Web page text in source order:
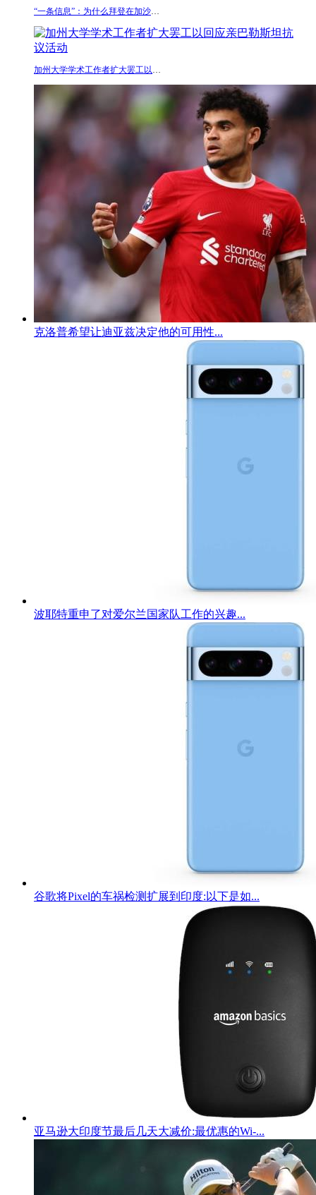
“一条信息”：为什么拜登在加沙战争期间派遣了一个美
加州大学学术工作者扩大罢工以回应亲巴勒斯坦抗议活动
克洛普希望让迪亚兹决定他的可用性...
波耶特重申了对爱尔兰国家队工作的兴趣...
谷歌将Pixel的车祸检测扩展到印度:以下是如...
亚马逊大印度节最后几天大减价:最优惠的Wi-...